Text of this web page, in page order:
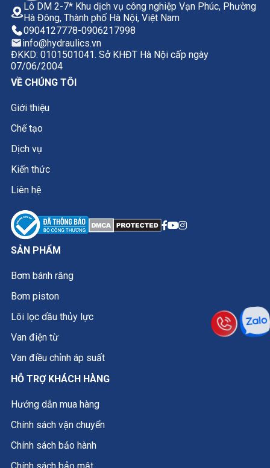
Lô DM 2-7* Khu dịch vụ công nghiệp Vạn Phúc, Phường
Hà Đông, Thành phố Hà Nội, Việt Nam
0904127778-0906217998
info@hydraulics.vn
ĐKKD: 0101501041. Sở KHĐT Hà Nội cấp ngày
07/06/2004
VỀ CHÚNG TÔI
Giới thiệu
Chế tạo
Dịch vụ
Kiến thức
Liên hệ
SẢN PHẨM
Bơm bánh răng
Bơm piston
Lõi lọc dầu thủy lực
Van điện từ
Van điều chỉnh áp suất
HỖ TRỢ KHÁCH HÀNG
Hướng dẫn mua hàng
Chính sách vận chuyển
Chính sách bảo hành